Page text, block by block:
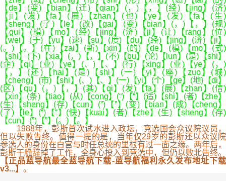
【de】(变)【bian】(迁)【qian】(，)【，】(经)【jing】(济)
【ji】(发)【fa】(展)【zhan】(也)【ye】(发)【fa】(生)
【sheng】(了)【le】(改)【gai】(变)【bian】(，)【，】(规)
【gui】(模)【mo】(经)【jing】(济)【ji】(让)【rang】(位)
【wei】(于)【yu】(速)【su】(度)【du】(经)【jing】(济)【ji】
(。)【。】(在)【zai】(新)【xin】(的)【de】(模)【mo】(式)
【shi】(下)【xia】(，)【，】(不)【bu】(论)【lun】(是)【shi】
(企)【qi】(业)【ye】(、)【、】(行)【xing】(业)【ye】(，)
【，】(还)【hai】(是)【shi】(一)【yi】(座)【zuo】(城)
【cheng】(市)【shi】(、)【、】(一)【yi】(个)【ge】(地)【di】
(区)【qu】(，)【，】(其)【qi】(发)【fa】(展)【zhan】(信)
【xin】(条)【tiao】(从)【cong】(“)【“】(适)【shi】(者)【zhe】
(生)【sheng】(存)【cun】(”)【”】(变)【bian】(成)【cheng】
(了)【le】(“)【“】(快)【kuai】(者)【zhe】(生)【sheng】(存)
【cun】(”)【”】(。)【。】
1988年，彭斯首次试水进入政坛，竞选国会众议院议员，
但以失败告终。值得一提的是，当年仅29岁的彭斯还以众议院
参选人的身份在白宫与时任总统的里根有过一面之缘。两年后，
彭斯干脆辞掉了工作，全身心投入到竞选中，但仍以败北告终。
【正品蓝导航最全蓝导航下载-蓝导航福利永久发布地址下载
v3...】 。